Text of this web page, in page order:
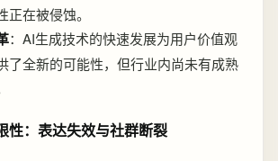
正在被侵蚀。
：AI生成技术的快速发展为用户价值观
了全新的可能性，但行业内尚未有成熟
性：表达失效与社群断裂